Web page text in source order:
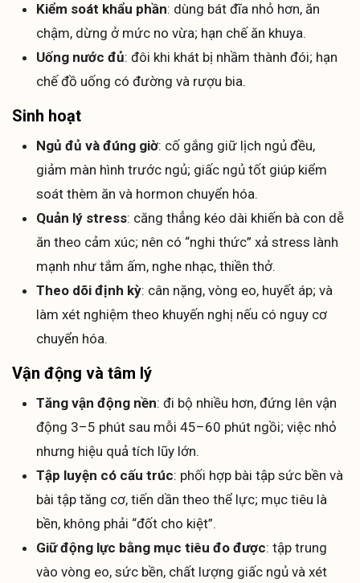
Kiểm soát khẩu phần: dùng bát đĩa nhỏ hơn, ăn
chậm, dừng ở mức no vừa; hạn chế ăn khuya.
Uống nước đủ: đôi khi khát bị nhầm thành đói; hạn
chế đồ uống có đường và rượu bia.
Sinh hoạt
Ngủ đủ và đúng giờ: cố gắng giữ lịch ngủ đều,
giảm màn hình trước ngủ; giấc ngủ tốt giúp kiểm
soát thèm ăn và hormon chuyển hóa.
Quản lý stress: căng thẳng kéo dài khiến bà con dễ
ăn theo cảm xúc; nên có “nghi thức” xả stress lành
mạnh như tắm ấm, nghe nhạc, thiền thở.
Theo dõi định kỳ: cân nặng, vòng eo, huyết áp; và
làm xét nghiệm theo khuyến nghị nếu có nguy cơ
chuyển hóa.
Vận động và tâm lý
Tăng vận động nền: đi bộ nhiều hơn, đứng lên vận
động 3–5 phút sau mỗi 45–60 phút ngồi; việc nhỏ
nhưng hiệu quả tích lũy lớn.
Tập luyện có cấu trúc: phối hợp bài tập sức bền và
bài tập tăng cơ, tiến dần theo thể lực; mục tiêu là
bền, không phải “đốt cho kiệt”.
Giữ động lực bằng mục tiêu đo được: tập trung
vào vòng eo, sức bền, chất lượng giấc ngủ và xét